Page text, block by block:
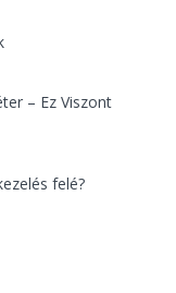
– Ez Viszont
felé?